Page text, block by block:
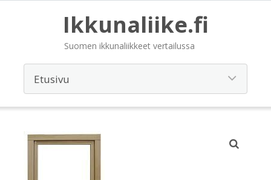
Ikkunaliike.fi
Suomen ikkunaliikkeet vertailussa